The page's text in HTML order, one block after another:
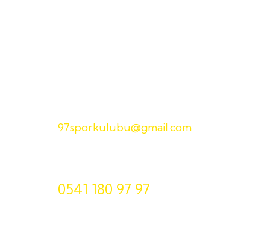
0541 180 97 97
97sporkulubu@gmail.com